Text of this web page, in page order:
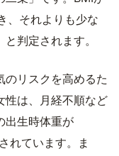
、それよりも少な
判定されます。
のリスクを高めるた
性は、月経不順など
出生時体重が
れています。ま